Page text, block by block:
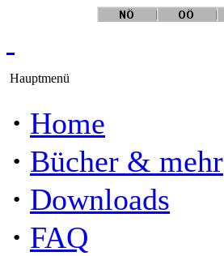
Hauptmenü
· Home
· Bücher & mehr
· Downloads
· FAQ